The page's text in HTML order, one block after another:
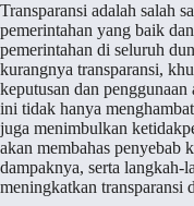
Transparansi adalah salah
pemerintahan yang baik
pemerintahan di seluruh
kurangnya transparansi,
keputusan dan
ini tidak hanya
juga menimbulkan
akan membahas penyebab
dampaknya, serta
meningkatkan transparansi